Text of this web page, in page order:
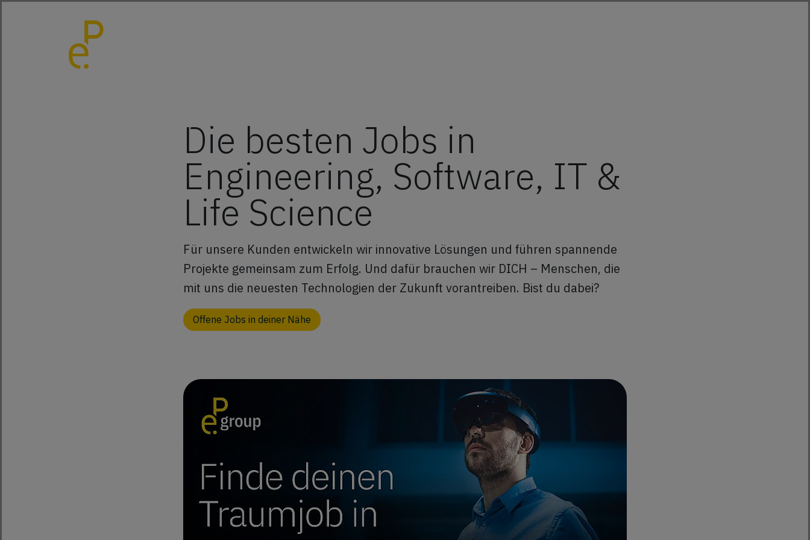
Die besten Jobs in
Engineering, Software, IT &
Life Science
Für unsere Kunden entwickeln wir innovative Lösungen und führen spannende
Projekte gemeinsam zum Erfolg. Und dafür brauchen wir DICH – Menschen, die
mit uns die neuesten Technologien der Zukunft vorantreiben. Bist du dabei?
Offene Jobs in deiner Nähe